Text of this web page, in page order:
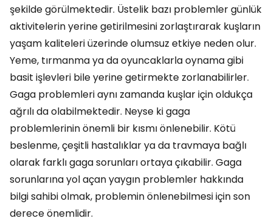
şekilde görülmektedir. Üstelik bazı problemler günlük
aktivitelerin yerine getirilmesini zorlaştırarak kuşların
yaşam kaliteleri üzerinde olumsuz etkiye neden olur.
Yeme, tırmanma ya da oyuncaklarla oynama gibi
basit işlevleri bile yerine getirmekte zorlanabilirler.
Gaga problemleri aynı zamanda kuşlar için oldukça
ağrılı da olabilmektedir. Neyse ki gaga
problemlerinin önemli bir kısmı önlenebilir. Kötü
beslenme, çeşitli hastalıklar ya da travmaya bağlı
olarak farklı gaga sorunları ortaya çıkabilir. Gaga
sorunlarına yol açan yaygın problemler hakkında
bilgi sahibi olmak, problemin önlenebilmesi için son
derece önemlidir.